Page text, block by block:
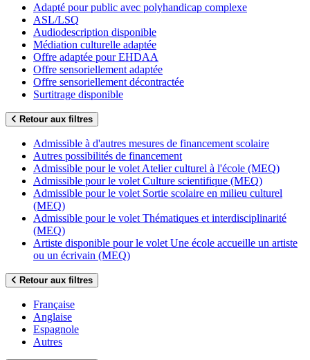
Adapté pour public avec polyhandicap complexe
ASL/LSQ
Audiodescription disponible
Médiation culturelle adaptée
Offre adaptée pour EHDAA
Offre sensoriellement adaptée
Offre sensoriellement décontractée
Surtitrage disponible
Retour aux filtres
Admissible à d'autres mesures de financement scolaire
Autres possibilités de financement
Admissible pour le volet Atelier culturel à l'école (MEQ)
Admissible pour le volet Culture scientifique (MEQ)
Admissible pour le volet Sortie scolaire en milieu culturel
(MEQ)
Admissible pour le volet Thématiques et interdisciplinarité
(MEQ)
Artiste disponible pour le volet Une école accueille un artiste
ou un écrivain (MEQ)
Retour aux filtres
Française
Anglaise
Espagnole
Autres